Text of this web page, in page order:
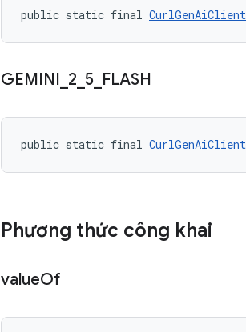
public static final
GEMINI 2 5 FLASH
public static final
Phương thức công khai
valueOf